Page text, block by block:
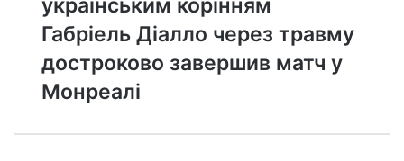
українським корінням
Габріель Діалло через травму
достроково завершив матч у
Монреалі